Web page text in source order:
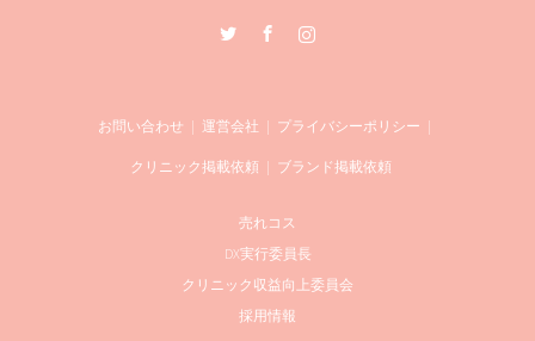
Instagram
お問い合わせ 運営会社 プライバシーポリシー
クリニック掲載依頼 ブランド掲載依頼
売れコス
DX実行委員長
クリニック収益向上委員会
採用情報